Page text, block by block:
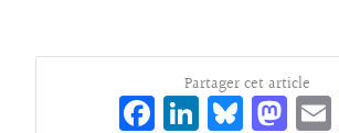
Partager cet article
Fa Li Bl M